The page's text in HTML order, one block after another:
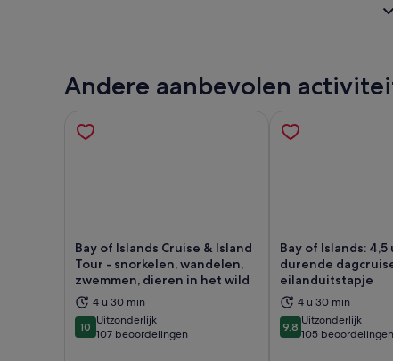
Andere aanbevolen
Bay of Islands Cruise & Island
Tour - snorkelen, wandelen,
zwemmen, dieren in het wild
4 u 30 min
1010 van 10
Uitzonderlijk
107 beoordelingen
Opent een nieuwe tab
Bay of Islands: 4,5
durende
eilanduitstapje
4 u 30 min
9.89.8 van 10
Uitzonderlijk
105 beoordelingen